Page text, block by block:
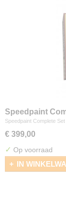
Speedpaint
Speedpaint Complete
€ 399,00
✓ Op voorraad
IN